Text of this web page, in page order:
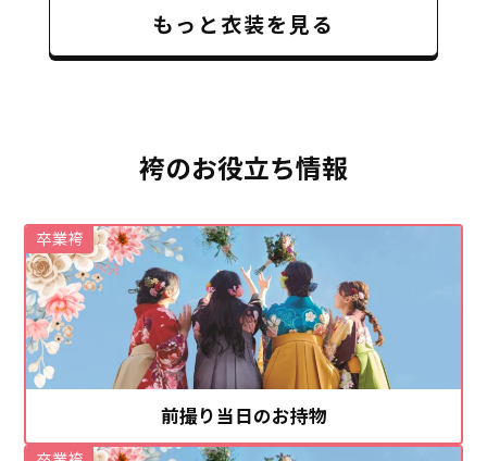
もっと衣装を見る
袴のお役立ち情報
前撮り当日のお持物
卒業袴